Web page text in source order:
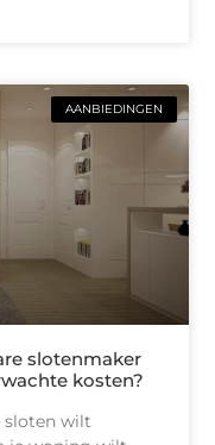
AANBIEDINGEN
slotenmaker
kosten?
sloten wilt